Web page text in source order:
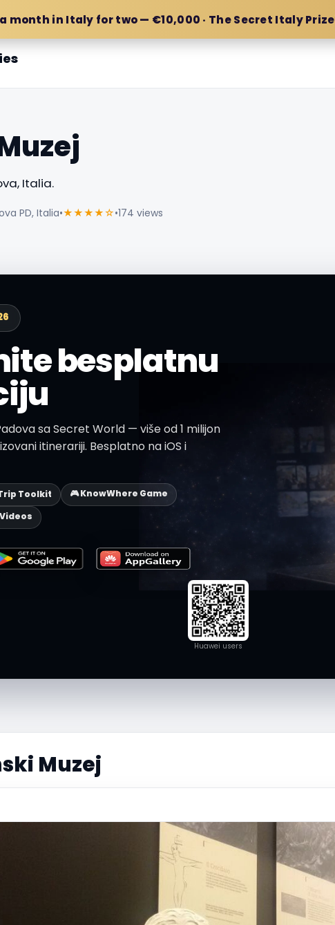
a month in Italy for two — €10,000 · The Secret Italy Prize
Italia.
PD, Italia•★★★★☆•174 views
besplatnu
sa Secret World — više od 1 milijon
itinerariji. Besplatno na iOS i
Toolkit
🎮 KnowWhere Game
Videos
Huawei users
Muzej